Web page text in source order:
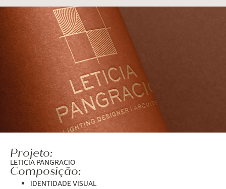
Projeto:
LETICIA PANGRACIO
Composição:
IDENTIDADE VISUAL